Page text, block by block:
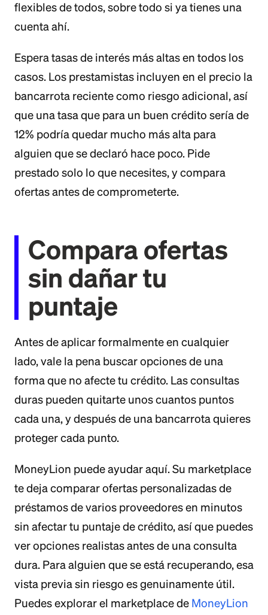
flexibles de todos, sobre todo si ya tienes una
cuenta ahí.
Espera tasas de interés más altas en todos los
casos. Los prestamistas incluyen en el precio la
bancarrota reciente como riesgo adicional, así
que una tasa que para un buen crédito sería de
12% podría quedar mucho más alta para
alguien que se declaró hace poco. Pide
prestado solo lo que necesites, y compara
ofertas antes de comprometerte.
Compara ofertas
sin dañar tu
puntaje
Antes de aplicar formalmente en cualquier
lado, vale la pena buscar opciones de una
forma que no afecte tu crédito. Las consultas
duras pueden quitarte unos cuantos puntos
cada una, y después de una bancarrota quieres
proteger cada punto.
MoneyLion puede ayudar aquí. Su marketplace
te deja comparar ofertas personalizadas de
préstamos de varios proveedores en minutos
sin afectar tu puntaje de crédito, así que puedes
ver opciones realistas antes de una consulta
dura. Para alguien que se está recuperando, esa
vista previa sin riesgo es genuinamente útil.
Puedes explorar el marketplace de MoneyLion